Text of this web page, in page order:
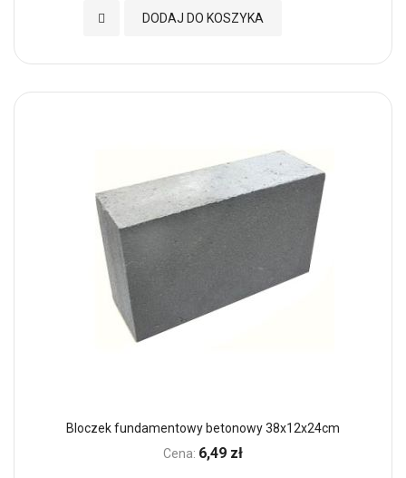
DODAJ DO KOSZYKA
Dodaj do Ulubionych
Bloczek fundamentowy betonowy 38x12x24cm
Cena: 6,49 zł